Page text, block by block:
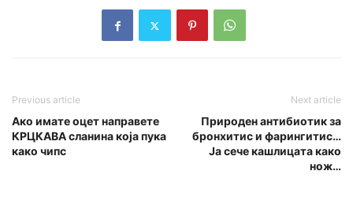
Previous article
Ако имате оцет направете
КРЦКАВА сланина која пука
како чипс
Next article
Природен антибиотик за
бронхитис и фарингитис…
Ја сече кашлицата како
нож…